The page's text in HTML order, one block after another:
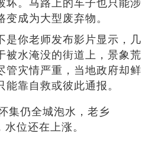
坏。马路上的车子也只能涉
成为大型废弃物。
是你老师发布影片显示，几
被水淹没的街道上，景象荒
管灾情严重，当地政府却鲜
靠自救或彼此通报。
集仍全城泡水，老乡
水位还在上涨。